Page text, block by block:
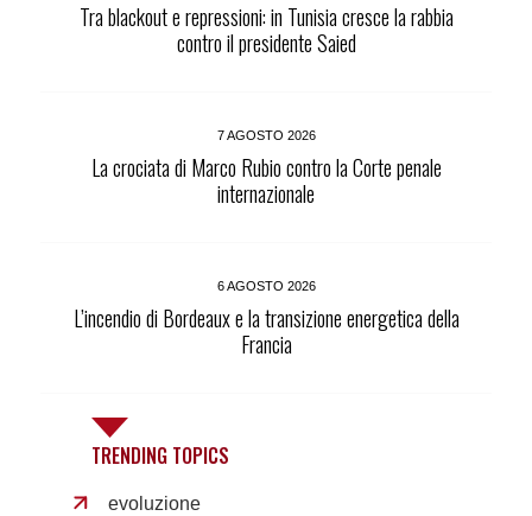
Tra blackout e repressioni: in Tunisia cresce la rabbia
contro il presidente Saied
7 AGOSTO 2026
La crociata di Marco Rubio contro la Corte penale
internazionale
6 AGOSTO 2026
L’incendio di Bordeaux e la transizione energetica della
Francia
TRENDING TOPICS
evoluzione